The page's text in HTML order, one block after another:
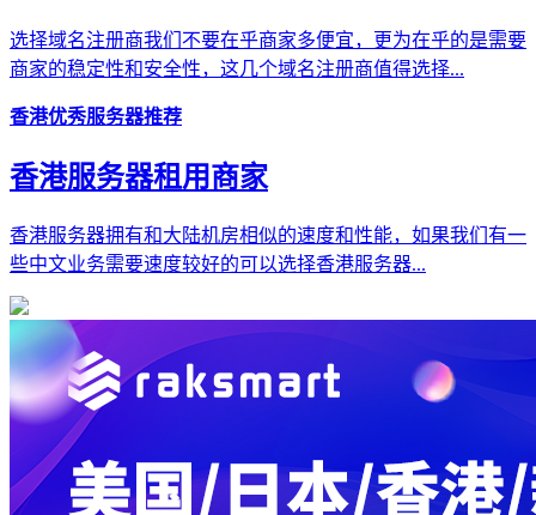
选择域名注册商我们不要在乎商家多便宜，更为在乎的是需要
商家的稳定性和安全性，这几个域名注册商值得选择...
香港优秀服务器推荐
香港服务器租用商家
香港服务器拥有和大陆机房相似的速度和性能，如果我们有一
些中文业务需要速度较好的可以选择香港服务器...